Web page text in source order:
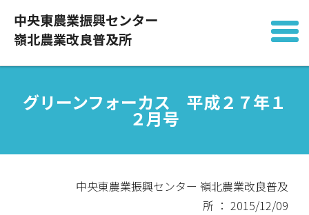
中央東農業振興センター
嶺北農業改良普及所
グリーンフォーカス 平成２７年１
２月号
中央東農業振興センター 嶺北農業改良普及
所 ： 2015/12/09